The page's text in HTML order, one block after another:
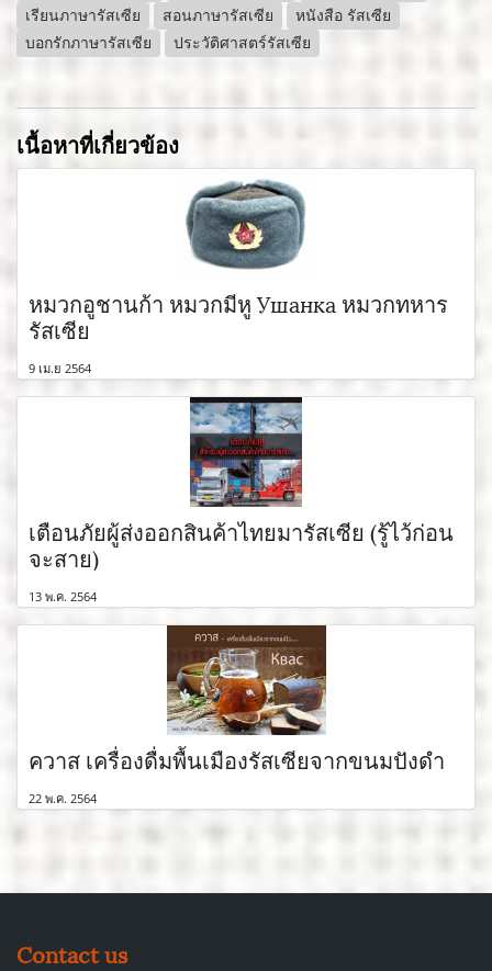
เรียนภาษารัสเซีย
สอนภาษารัสเซีย
หนังสือ รัสเซีย
บอกรักภาษารัสเซีย
ประวัติศาสตร์รัสเซีย
เนื้อหาที่เกี่ยวข้อง
หมวกอูชานก้า หมวกมีหู Ушанка หมวกทหาร
รัสเซีย
9 เม.ย 2564
เตือนภัยผู้ส่งออกสินค้าไทยมารัสเซีย (รู้ไว้ก่อน
จะสาย)
13 พ.ค. 2564
ควาส เครื่องดื่มพื้นเมืองรัสเซียจากขนมปังดำ
22 พ.ค. 2564
Contact us